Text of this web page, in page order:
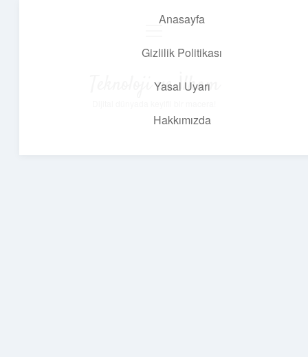
Anasayfa
Gizlilik Politikası
Yasal Uyarı
Hakkımızda
Teknoloji ve İlham